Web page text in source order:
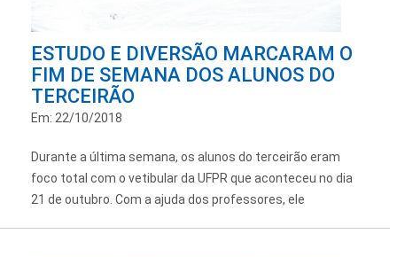
ESTUDO E DIVERSÃO MARCARAM O
FIM DE SEMANA DOS ALUNOS DO
TERCEIRÃO
Em: 22/10/2018
Durante a última semana, os alunos do terceirão eram
foco total com o vetibular da UFPR que aconteceu no dia
21 de outubro. Com a ajuda dos professores, ele